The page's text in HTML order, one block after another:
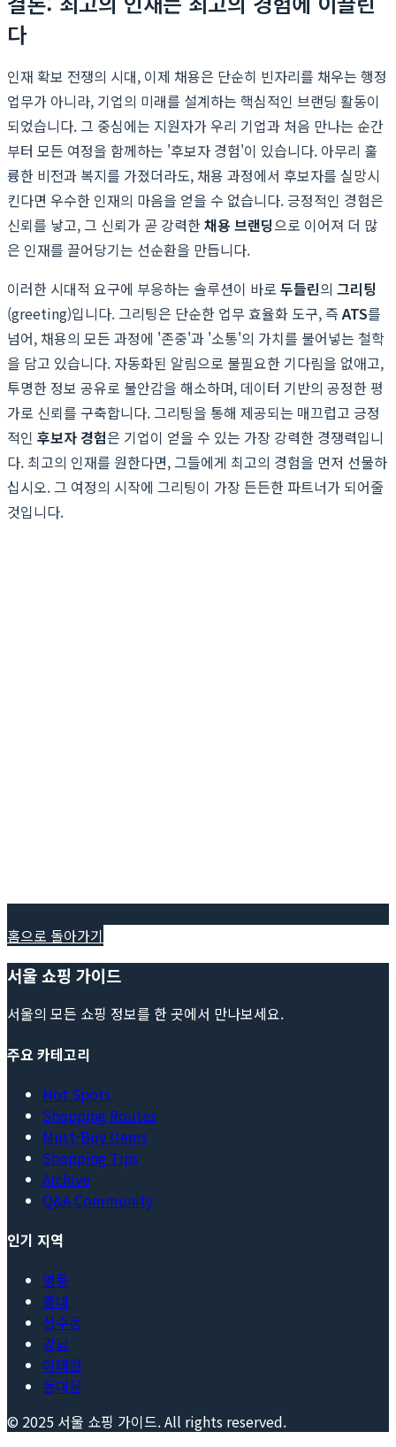
다
인재 확보 전쟁의 시대, 이제 채용은 단순히 빈자리를 채우는 행정
업무가 아니라, 기업의 미래를 설계하는 핵심적인 브랜딩 활동이
되었습니다. 그 중심에는 지원자가 우리 기업과 처음 만나는 순간
부터 모든 여정을 함께하는 '후보자 경험'이 있습니다. 아무리 훌
륭한 비전과 복지를 가졌더라도, 채용 과정에서 후보자를 실망시
킨다면 우수한 인재의 마음을 얻을 수 없습니다. 긍정적인 경험은
신뢰를 낳고, 그 신뢰가 곧 강력한채용 브랜딩으로 이어져 더 많
은 인재를 끌어당기는 선순환을 만듭니다.
이러한 시대적 요구에 부응하는 솔루션이 바로 두들린의 그리팅
(greeting)입니다. 그리팅은 단순한 업무 효율화 도구, 즉ATS를
넘어, 채용의 모든 과정에 '존중'과 '소통'의 가치를 불어넣는 철학
을 담고 있습니다. 자동화된 알림으로 불필요한 기다림을 없애고,
투명한 정보 공유로 불안감을 해소하며, 데이터 기반의 공정한 평
가로 신뢰를 구축합니다. 그리팅을 통해 제공되는 매끄럽고 긍정
적인 후보자 경험은 기업이 얻을 수 있는 가장 강력한 경쟁력입니
다. 최고의 인재를 원한다면, 그들에게 최고의 경험을 먼저 선물하
십시오. 그 여정의 시작에 그리팅이 가장 든든한 파트너가 되어줄
것입니다.
홈으로 돌아가기
서울 쇼핑 가이드
서울의 모든 쇼핑 정보를 한 곳에서 만나보세요.
주요 카테고리
Hot Spots
Shopping Routes
Must-Buy Items
Shopping Tips
Archive
Q&A Community
인기 지역
명동
홍대
성수동
강남
이태원
동대문
© 2025 서울 쇼핑 가이드. All rights reserved.